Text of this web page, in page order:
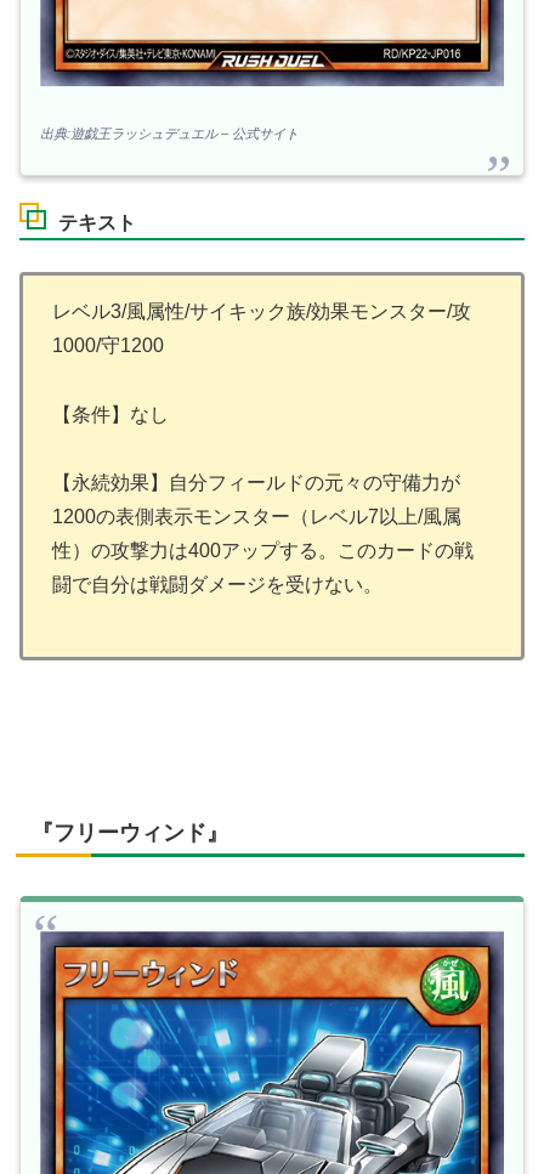
出典:遊戯王ラッシュデュエル – 公式サイト
テキスト
レベル3/風属性/サイキック族/効果モンスター/攻
1000/守1200
【条件】なし
【永続効果】自分フィールドの元々の守備力が
1200の表側表示モンスター（レベル7以上/風属
性）の攻撃力は400アップする。このカードの戦
闘で自分は戦闘ダメージを受けない。
『フリーウィンド』